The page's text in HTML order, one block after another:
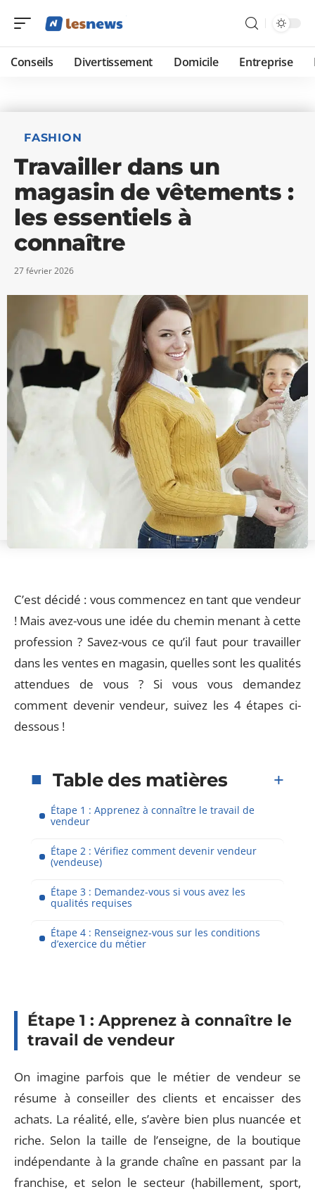
Conseils Divertissement Domicile Entreprise
FASHION
Travailler dans un
magasin de vêtements :
les essentiels à
connaître
27 février 2026
C’est décidé : vous commencez en tant que vendeur
! Mais avez-vous une idée du chemin menant à cette
profession ? Savez-vous ce qu’il faut pour travailler
dans les ventes en magasin, quelles sont les qualités
attendues de vous ? Si vous vous demandez
comment devenir vendeur, suivez les 4 étapes ci-
dessous !
Table des matières
Étape 1 : Apprenez à connaître le travail de
vendeur
Étape 2 : Vérifiez comment devenir vendeur
(vendeuse)
Étape 3 : Demandez-vous si vous avez les
qualités requises
Étape 4 : Renseignez-vous sur les conditions
d’exercice du métier
Étape 1 : Apprenez à connaître le
travail de vendeur
On imagine parfois que le métier de vendeur se
résume à conseiller des clients et encaisser des
achats. La réalité, elle, s’avère bien plus nuancée et
riche. Selon la taille de l’enseigne, de la boutique
indépendante à la grande chaîne en passant par la
franchise, et selon le secteur (habillement, sport,